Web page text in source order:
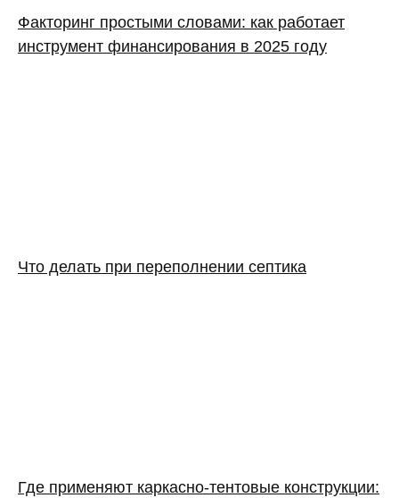
Факторинг простыми словами: как работает
инструмент финансирования в 2025 году
Что делать при переполнении септика
Где применяют каркасно‑тентовые конструкции: